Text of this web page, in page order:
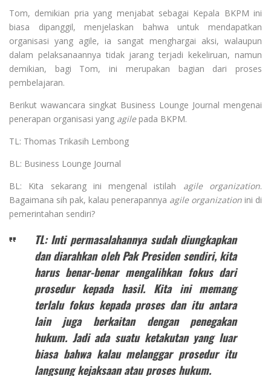
Tom, demikian pria yang menjabat sebagai Kepala BKPM ini
biasa dipanggil, menjelaskan bahwa untuk mendapatkan
organisasi yang agile, ia sangat menghargai aksi, walaupun
dalam pelaksanaannya tidak jarang terjadi kekeliruan, namun
demikian, bagi Tom, ini merupakan bagian dari proses
pembelajaran.
Berikut wawancara singkat Business Lounge Journal mengenai
penerapan organisasi yang agilepada BKPM.
TL: Thomas Trikasih Lembong
BL: Business Lounge Journal
BL: Kita sekarang ini mengenal istilah agile organization.
Bagaimana sih pak, kalau penerapannya agile organization ini di
pemerintahan sendiri?
TL: Inti permasalahannya sudah diungkapkan
dan diarahkan oleh Pak Presiden sendiri, kita
harus benar-benar mengalihkan fokus dari
prosedur kepada hasil. Kita ini memang
terlalu fokus kepada proses dan itu antara
lain juga berkaitan dengan penegakan
hukum. Jadi ada suatu ketakutan yang luar
biasa bahwa kalau melanggar prosedur itu
langsung kejaksaan atau proses hukum.